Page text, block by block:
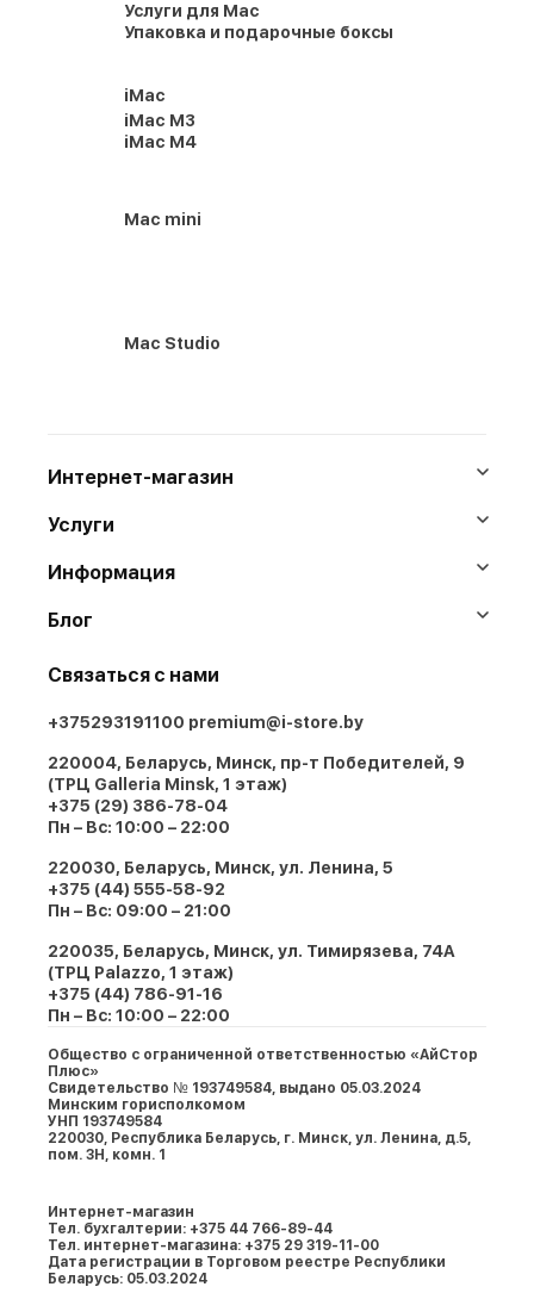
Услуги для Mac
Упаковка и подарочные боксы
iMac
iMac M3
iMac M4
Mac mini
Mac Studio
Интернет-магазин
Услуги
Информация
Блог
Связаться с нами
+375293191100 premium@i-store.by
220004, Беларусь, Минск, пр-т Победителей, 9
(ТРЦ Galleria Minsk, 1 этаж)
+375 (29) 386-78-04
Пн – Вс: 10:00 – 22:00
220030, Беларусь, Минск, ул. Ленина, 5
+375 (44) 555-58-92
Пн – Вс: 09:00 – 21:00
220035, Беларусь, Минск, ул. Тимирязева, 74A
(ТРЦ Palazzo, 1 этаж)
+375 (44) 786-91-16
Пн – Вс: 10:00 – 22:00
Общество с ограниченной ответственностью «АйСтор
Плюс»
Свидетельство № 193749584, выдано 05.03.2024
Минским горисполкомом
УНП 193749584
220030, Республика Беларусь, г. Минcк, ул. Ленина, д.5,
пом. 3Н, комн. 1
Интернет-магазин
Тел. бухгалтерии: +375 44 766-89-44
Тел. интернет-магазина: +375 29 319-11-00
Дата регистрации в Торговом реестре Республики
Беларусь: 05.03.2024